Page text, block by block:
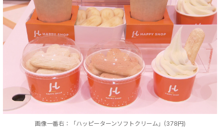
画像一番右：「ハッピーターンソフトクリーム」(378円)